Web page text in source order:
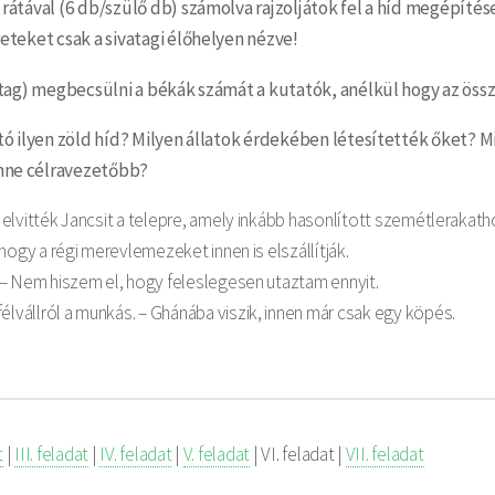
rátával (6 db/szülő db) számolva rajzoljátok fel a híd
csak a sivatagi élőhelyen nézve!
megbecsülni a békák számát a kutatók, anélkül hogy az
ilyen zöld híd? Milyen állatok érdekében létesítették őket?
célravezetőbb?
Jancsit a telepre, amely inkább hasonlított
a régi merevlemezeket innen is elszállítják.
Nem hiszem el, hogy feleslegesen utaztam ennyit.
a munkás. – Ghánába viszik, innen már csak egy köpés.
| III. feladat | IV. feladat| V. feladat | VI. feladat | VII. feladat